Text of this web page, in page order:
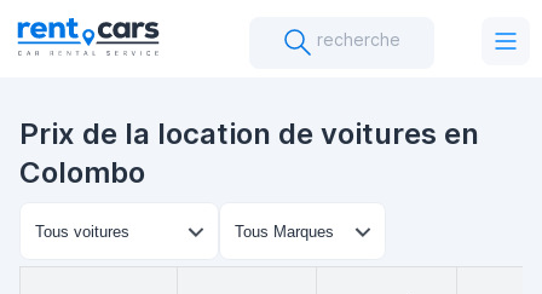
recherche
Prix de la location de voitures en
Colombo